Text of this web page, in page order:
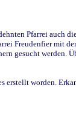
Pfarrei auch
Freudenfier mit
gesucht werden.
erstellt worden.